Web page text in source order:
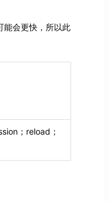
能会更快，所以此
；reload；